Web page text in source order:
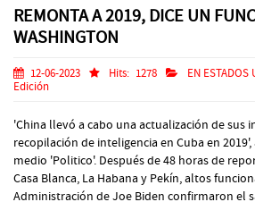
REMONTA A 2019, DICE UN
WASHINGTON
12-06-2023 Hits: 1278 EN ESTADOS
Edición
'China llevó a cabo una actualización de sus
recopilación de inteligencia en Cuba en
medio 'Politico'. Después de 48 horas de
Casa Blanca, La Habana y Pekín, altos
Administración de Joe Biden confirmaron el